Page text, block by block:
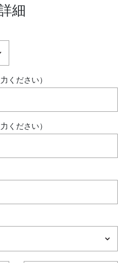
細
ください）
ください）